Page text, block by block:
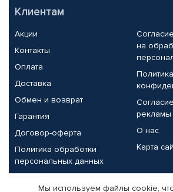
Клиентам
Акции
Контакты
Оплата
Доставка
Обмен и возврат
Гарантия
Договор-оферта
Политика обработки
персональных данных
на
Политика
рекламы
О нас
Карта
Партнерам
Мы используем файлы cookie,